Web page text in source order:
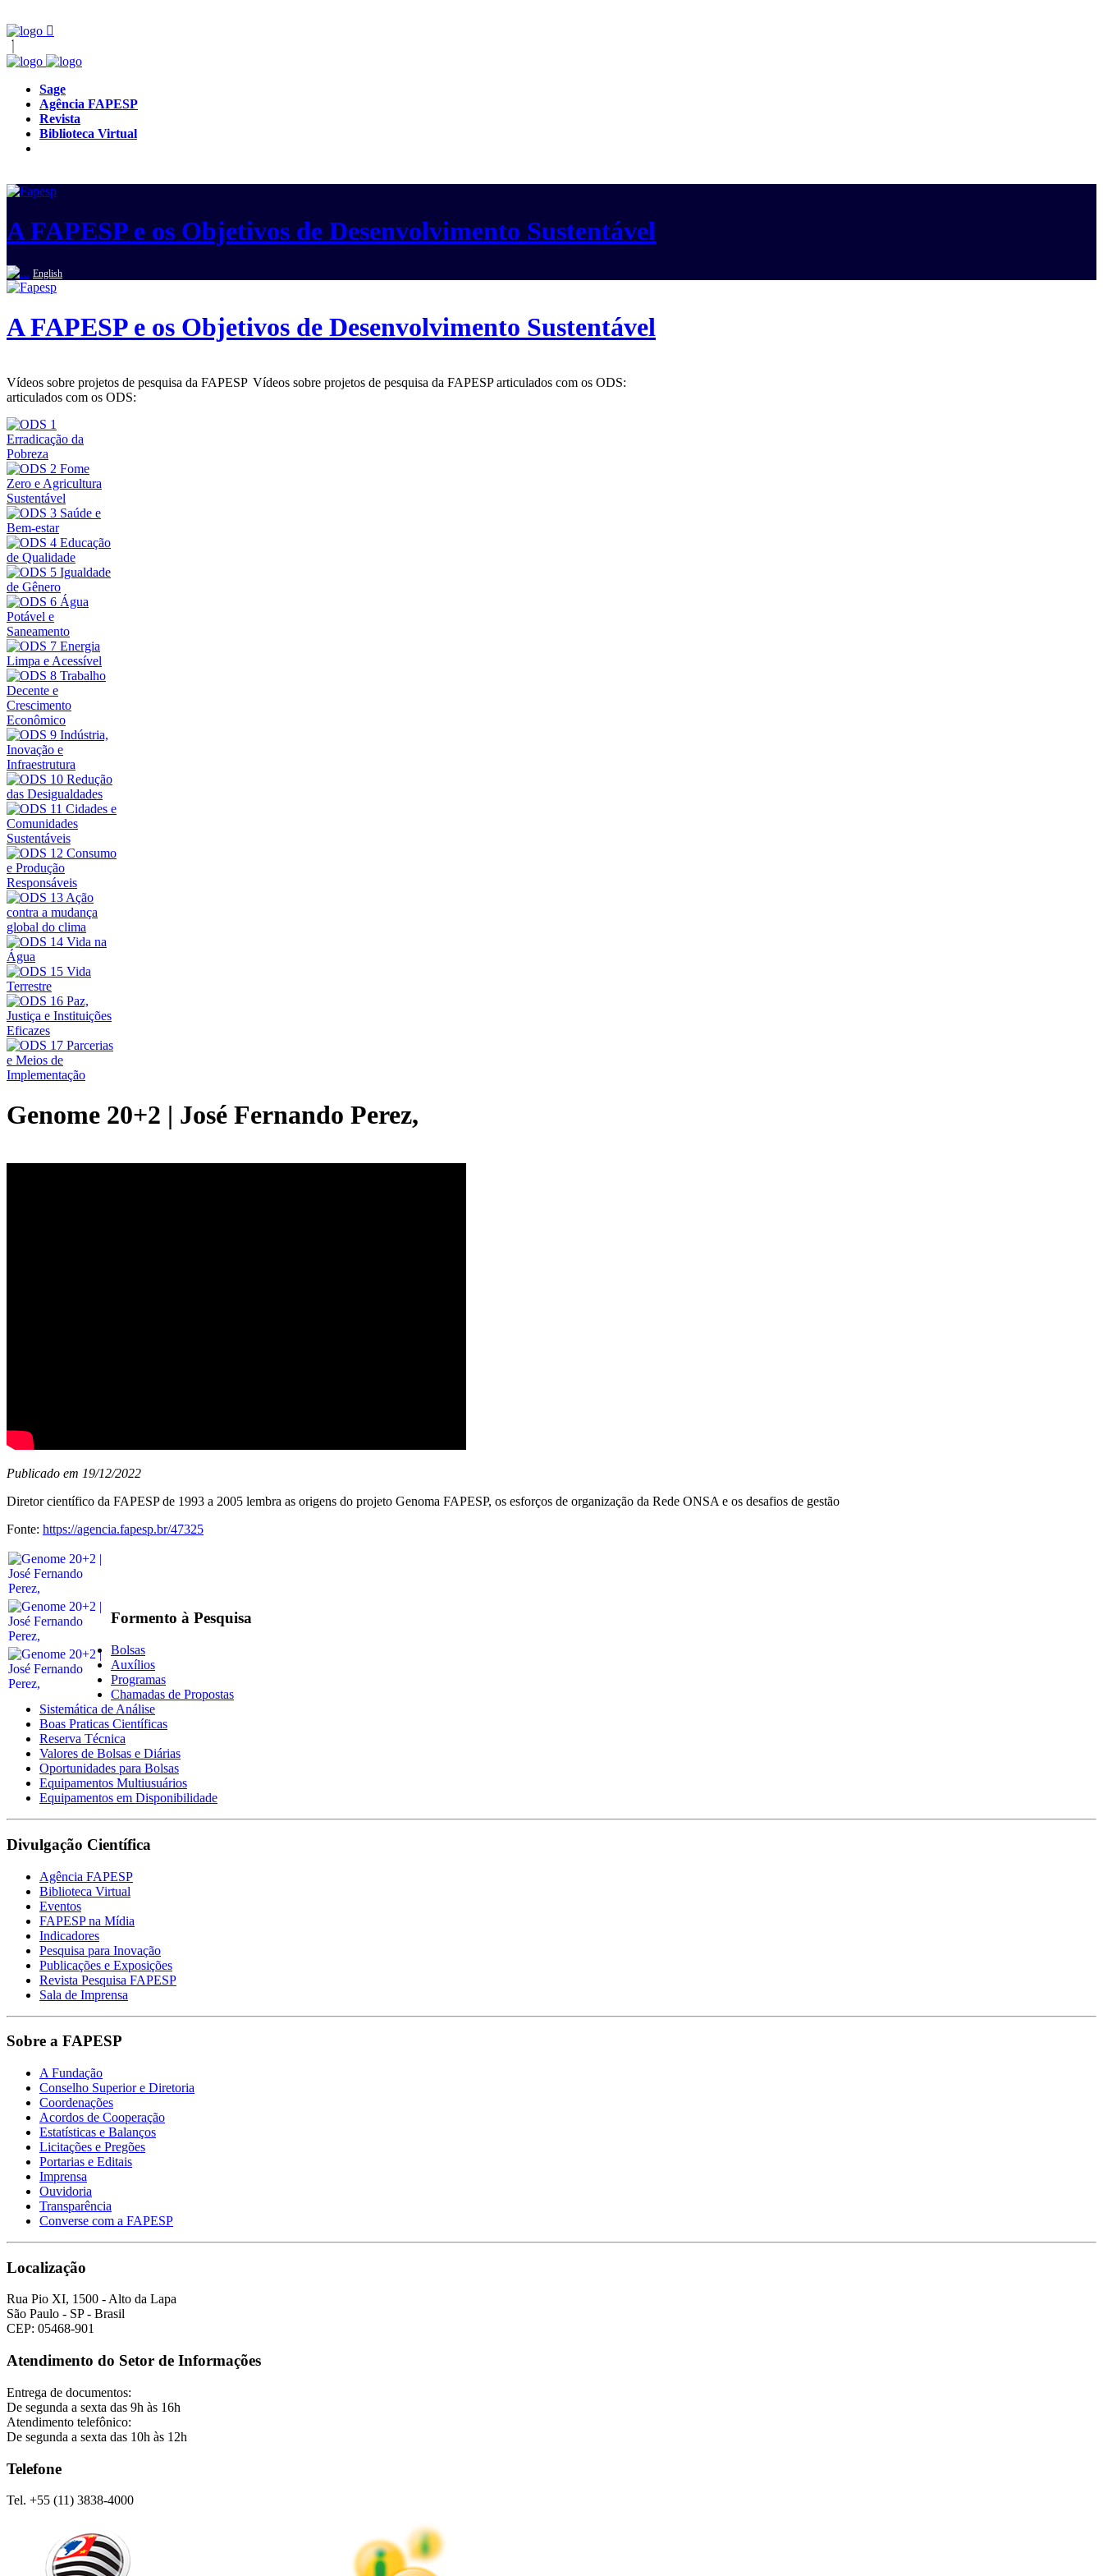
Sage
Agência FAPESP
Revista
Biblioteca Virtual
A FAPESP e os Objetivos de Desenvolvimento Sustentável
English
A FAPESP e os Objetivos de Desenvolvimento Sustentável
Vídeos sobre projetos de pesquisa da FAPESP
articulados com os ODS:
Vídeos sobre projetos de pesquisa da FAPESP articulados com os ODS:
Genome 20+2 | José Fernando Perez,
Publicado em 19/12/2022
Diretor científico da FAPESP de 1993 a 2005 lembra as origens do projeto Genoma FAPESP, os esforços de organização da Rede ONSA e os desafios de gestão
Fonte: https://agencia.fapesp.br/47325
Formento à Pesquisa
Bolsas
Auxílios
Programas
Chamadas de Propostas
Sistemática de Análise
Boas Praticas Científicas
Reserva Técnica
Valores de Bolsas e Diárias
Oportunidades para Bolsas
Equipamentos Multiusuários
Equipamentos em Disponibilidade
Divulgação Científica
Agência FAPESP
Biblioteca Virtual
Eventos
FAPESP na Mídia
Indicadores
Pesquisa para Inovação
Publicações e Exposições
Revista Pesquisa FAPESP
Sala de Imprensa
Sobre a FAPESP
A Fundação
Conselho Superior e Diretoria
Coordenações
Acordos de Cooperação
Estatísticas e Balanços
Licitações e Pregões
Portarias e Editais
Imprensa
Ouvidoria
Transparência
Converse com a FAPESP
Localização
Rua Pio XI, 1500 - Alto da Lapa
São Paulo - SP - Brasil
CEP: 05468-901
Atendimento do Setor de Informações
Entrega de documentos:
De segunda a sexta das 9h às 16h
Atendimento telefônico:
De segunda a sexta das 10h às 12h
Telefone
Tel. +55 (11) 3838-4000